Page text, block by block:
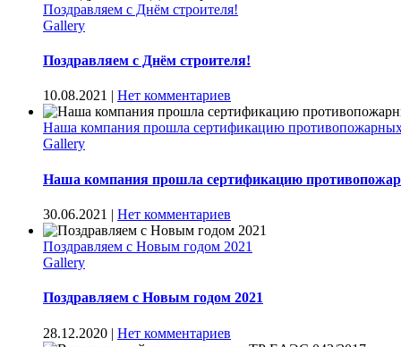
Поздравляем с Днём строителя!
Gallery
Поздравляем с Днём строителя!
10.08.2021 Нет комментариев
Наша компания прошла сертификацию
Gallery
Наша компания прошла сертификацию
30.06.2021 | Нет комментариев
Поздравляем с Новым годом 2021
Gallery
Поздравляем с Новым годом 2021
28.12.2020 | Нет комментариев